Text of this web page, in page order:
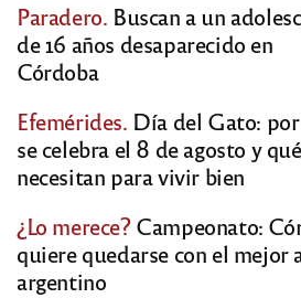
Paradero. Buscan a un
de 16 años desaparecido en
Córdoba
Efemérides. Día del Gato:
se celebra el 8 de agosto y qué
necesitan para vivir bien
¿Lo merece?Campeonato:
quiere quedarse con el mejor
argentino